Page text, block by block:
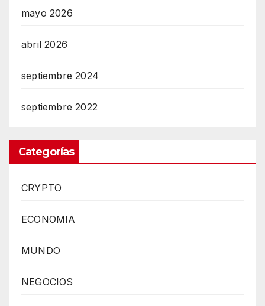
mayo 2026
abril 2026
septiembre 2024
septiembre 2022
Categorías
CRYPTO
ECONOMIA
MUNDO
NEGOCIOS